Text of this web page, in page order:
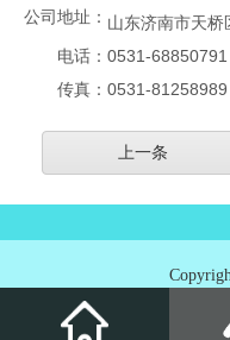
公司地址： 山东济南市天桥
电话： 0531-68850791
传真： 0531-81258989
上一条